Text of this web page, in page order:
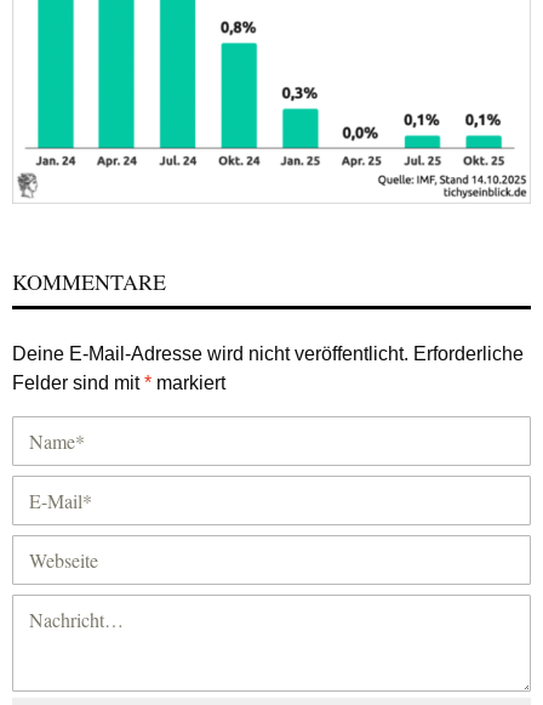
KOMMENTARE
Deine E-Mail-Adresse wird nicht veröffentlicht. Erforderliche
Felder sind mit* markiert